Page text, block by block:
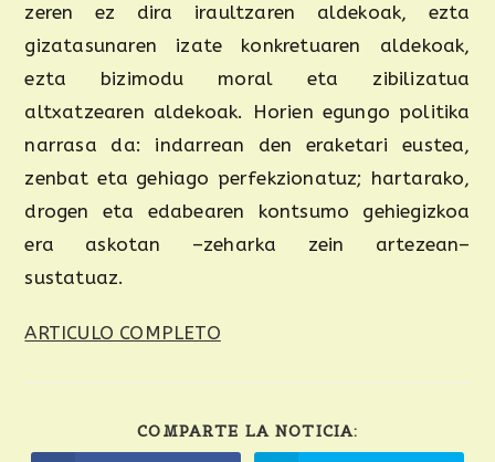
zeren ez dira iraultzaren aldekoak, ezta
gizatasunaren izate konkretuaren aldekoak,
ezta bizimodu moral eta zibilizatua
altxatzearen aldekoak. Horien egungo politika
narrasa da: indarrean den eraketari eustea,
zenbat eta gehiago perfekzionatuz; hartarako,
drogen eta edabearen kontsumo gehiegizkoa
era askotan –zeharka zein artezean–
sustatuaz.
ARTICULO COMPLETO
COMPARTE LA NOTICIA: